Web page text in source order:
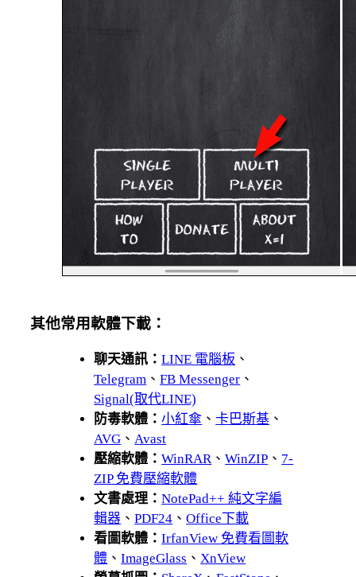
其他常用軟體下載：
聊天通訊：LINE 電腦板 、
Telegram 、FB Messenger 、
Signal(取代LINE)
防毒軟體：小紅傘 、卡巴斯基 、
AVG 、 Avast
壓縮軟體：WinRAR 、WinZIP 、 7-
ZIP 免費壓縮軟體
文書處理：NotePad++ 純文字編
輯器 、PDF24 、Office下載
看圖軟體：IrfanView 免費看圖軟
體 、ImageGlass 、 XnView